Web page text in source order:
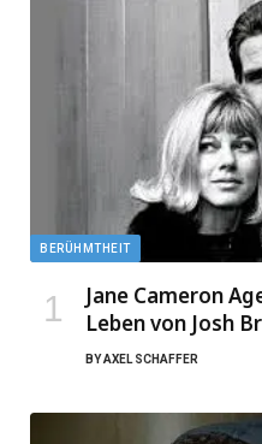
BERÜHMTHEIT
Jane Cameron
Leben von Josh
BYAXEL SCHAFFER